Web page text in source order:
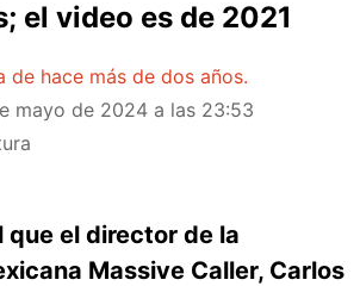
el video es de 2021
de hace más de dos años.
mayo de 2024 a las 23:53
que el director de la
Massive Caller, Carlos